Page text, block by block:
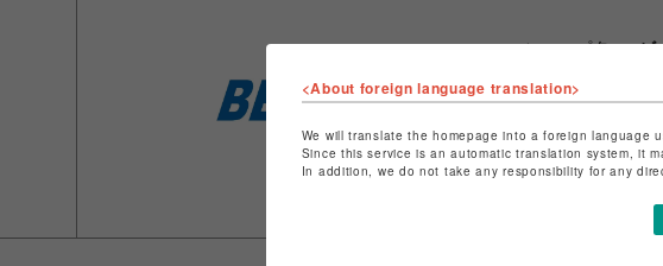
ショップ名
ビ
店舗名
特定商取引法な
ショップお問い
<About foreign language translation>
We will translate the homepage into a foreign language
Since this service is an automatic translation system, it
In addition, we do not take any responsibility for any